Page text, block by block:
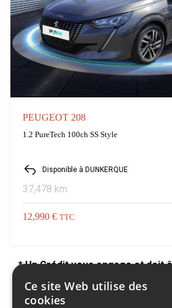
PEUGEOT 208
1.2 PureTech 100ch SS Style
Disponible à DUNKERQUE
37,478 km
12,990 € TTC
* Un Crédit vous engage et doit
Vérifiez vos capacités de
de vous engager.
Ce site Web utilise des
cookies